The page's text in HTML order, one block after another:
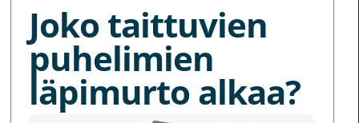
Joko taittuvien
puhelimien
läpimurto alkaa?